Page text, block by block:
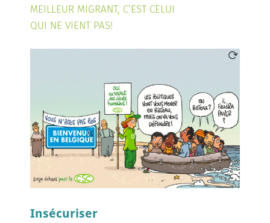
MEILLEUR MIGRANT, C’EST CELUI
QUI NE VIENT PAS!
Insécuriser